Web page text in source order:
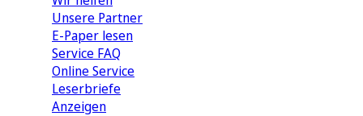
Unsere Partner
E-Paper lesen
Service FAQ
Online Service
Leserbriefe
Anzeigen